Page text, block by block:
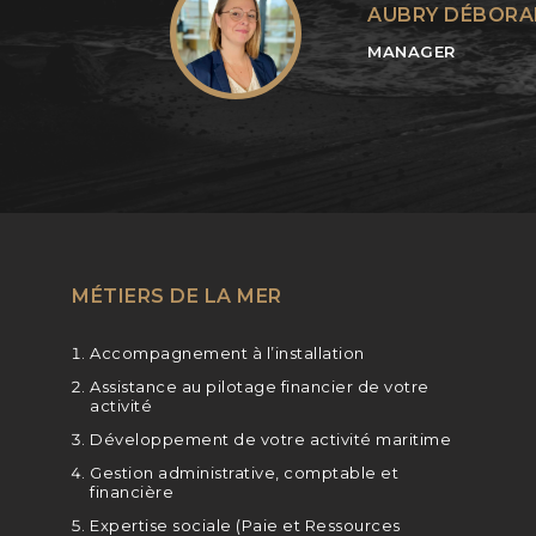
AUBRY
MANAGER
MÉTIERS DE LA MER
Accompagnement à l’installation
Assistance au pilotage financier de votre
activité
Développement de votre activité maritime
Gestion administrative, comptable et
financière
Expertise sociale (Paie et Ressources